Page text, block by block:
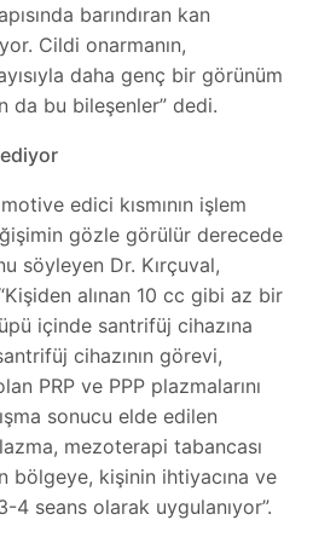
barındıran kan
Cildi onarmanın,
daha genç bir görünüm
da bu bileşenler” dedi.
edici kısmının işlem
gözle görülür derecede
söyleyen Dr. Kırçuval,
alınan 10 cc gibi az bir
içinde santrifüj cihazına
cihazının görevi,
PRP ve PPP plazmalarını
sonucu elde edilen
mezoterapi tabancası
bölgeye, kişinin ihtiyacına ve
4 seans olarak uygulanıyor”.